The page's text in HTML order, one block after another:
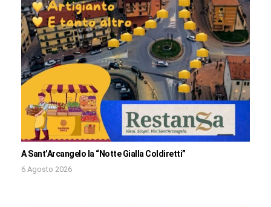
A Sant’Arcangelo la “Notte Gialla Coldiretti”
6 Agosto 2026